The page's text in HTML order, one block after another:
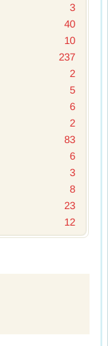
3
40
10
237
2
5
6
2
83
6
3
8
23
12